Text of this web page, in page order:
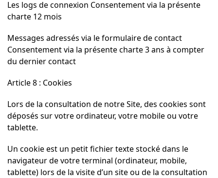
Les logs de connexion Consentement via la présente
charte 12 mois
Messages adressés via le formulaire de contact
Consentement via la présente charte 3 ans à compter
du dernier contact
Article 8 : Cookies
Lors de la consultation de notre Site, des cookies sont
déposés sur votre ordinateur, votre mobile ou votre
tablette.
Un cookie est un petit fichier texte stocké dans le
navigateur de votre terminal (ordinateur, mobile,
tablette) lors de la visite d’un site ou de la consultation